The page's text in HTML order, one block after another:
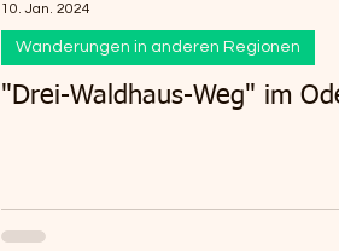
"Drei-Waldhaus-Weg" im
Wanderungen in anderen Regionen
10. Jan. 2024